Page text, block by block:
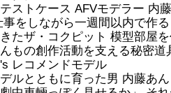
ストケース AFVモデラー 内
事をしながら一週間以内で作
たザ・コクピット 模型部屋
もの創作活動を支える秘密道
レコメンドモデル
ルとともに育った男 内藤あ